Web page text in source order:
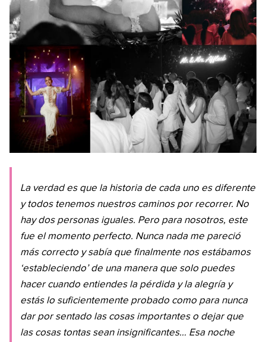
La verdad es que la historia de cada uno es diferente
y todos tenemos nuestros caminos por recorrer. No
hay dos personas iguales. Pero para nosotros, este
fue el momento perfecto. Nunca nada me pareció
más correcto y sabía que finalmente nos estábamos
‘estableciendo’ de una manera que solo puedes
hacer cuando entiendes la pérdida y la alegría y
estás lo suficientemente probado como para nunca
dar por sentado las cosas importantes o dejar que
las cosas tontas sean insignificantes… Esa noche